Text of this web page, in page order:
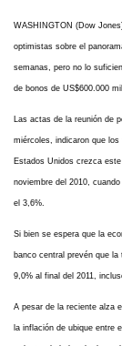
WASHINGTON (Dow
optimistas sobre el
semanas, pero no lo
de bonos de US$600.000
Las actas de la reunión de
miércoles, indicaron que
Estados Unidos crezca
noviembre del 2010,
el 3,6%.
Si bien se espera que la
banco central prevén que
9,0% al final del 2011,
A pesar de la reciente alza
la inflación de ubique entre